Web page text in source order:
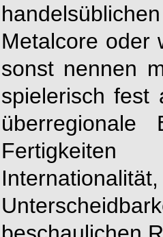
Metalcore oder
sonst nennen
spielerisch fest
überregionale